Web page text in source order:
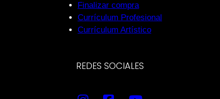
Finalizar compra
Currículum Profesional
Currículum Artístico
REDES SOCIALES